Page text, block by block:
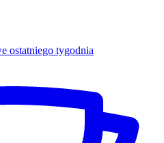
ostatniego tygodnia